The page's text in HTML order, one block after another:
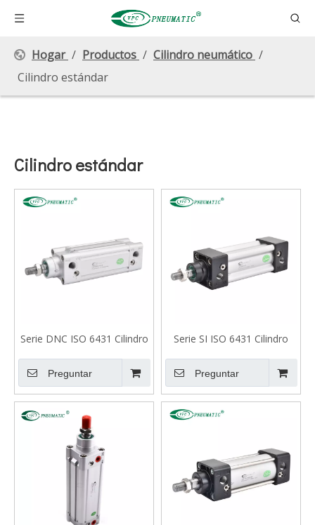
Hogar / Productos / Cilindro neumático /
Cilindro estándar
Cilindro estándar
Serie DNC ISO 6431 Cilindro
Preguntar
Serie SI ISO 6431 Cilindro
Mickey Mouse estándar
Preguntar